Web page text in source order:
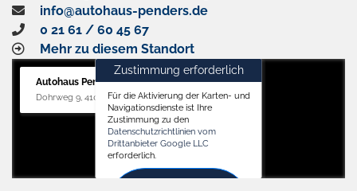
info@autohaus-penders.de
0 21 61 / 60 45 67
Mehr zu diesem Standort
Autohaus Penders (Service)
Dohrweg 9, 41066 Mönchengladbach
Zustimmung erforderlich
Für die Aktivierung der Karten- und
Navigationsdienste ist Ihre
Zustimmung zu den
Datenschutzrichtlinien vom
Drittanbieter Google LLC
erforderlich.